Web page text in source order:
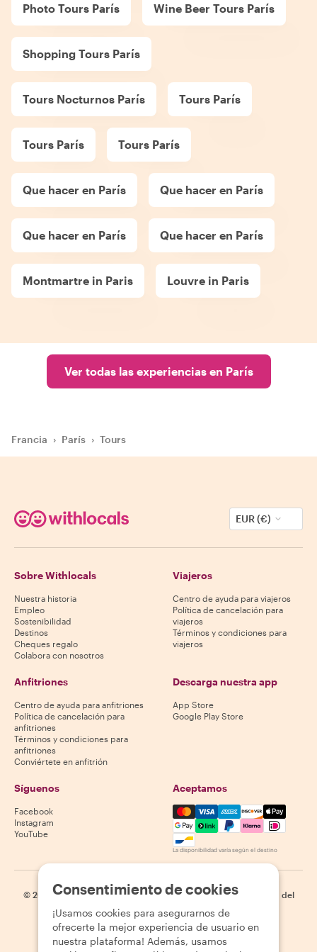
Photo Tours París Wine Beer Tours París
Shopping Tours París
Tours Nocturnos París Tours París
Tours París Tours París
Que hacer en París Que hacer en París
Que hacer en París Que hacer en París
Montmartre in Paris Louvre in Paris
Ver todas las experiencias en París
Francia › París › Tours
EUR (€)
Sobre Withlocals
Nuestra historia
Empleo
Sostenibilidad
Destinos
Cheques regalo
Colabora con nosotros
Viajeros
Centro de ayuda para viajeros
Política de cancelación para
viajeros
Términos y condiciones para
viajeros
Anfitriones
Centro de ayuda para anfitriones
Política de cancelación para
anfitriones
Términos y condiciones para
anfitriones
Conviértete en anfitrión
Descarga nuestra app
App Store
Google Play Store
Síguenos
Facebook
Instagram
YouTube
Aceptamos
Mastercard, Visa, Amex,
La disponibilidad varía según el destino
© 2026 Withlocals.com | Política de privacidad | Cookies
Mapa del
Consentimiento de cookies
¡Usamos cookies para asegurarnos de
ofrecerte la mejor experiencia de usuario en
nuestra plataforma! Además, usamos